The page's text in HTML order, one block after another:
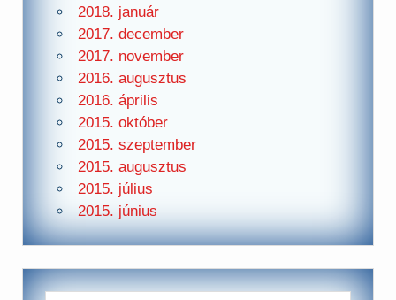
2018. január
2017. december
2017. november
2016. augusztus
2016. április
2015. október
2015. szeptember
2015. augusztus
2015. július
2015. június